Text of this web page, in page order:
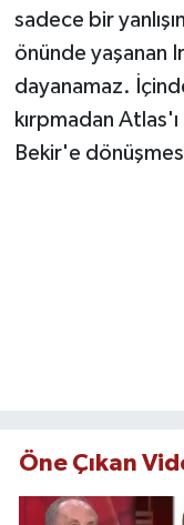
sadece bir
önünde yaşanan
dayanamaz.
kırpmadan
Bekir'e
Öne Çıkan